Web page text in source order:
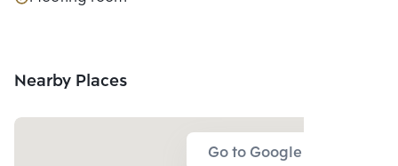
Nearby Places
Go to Google Map